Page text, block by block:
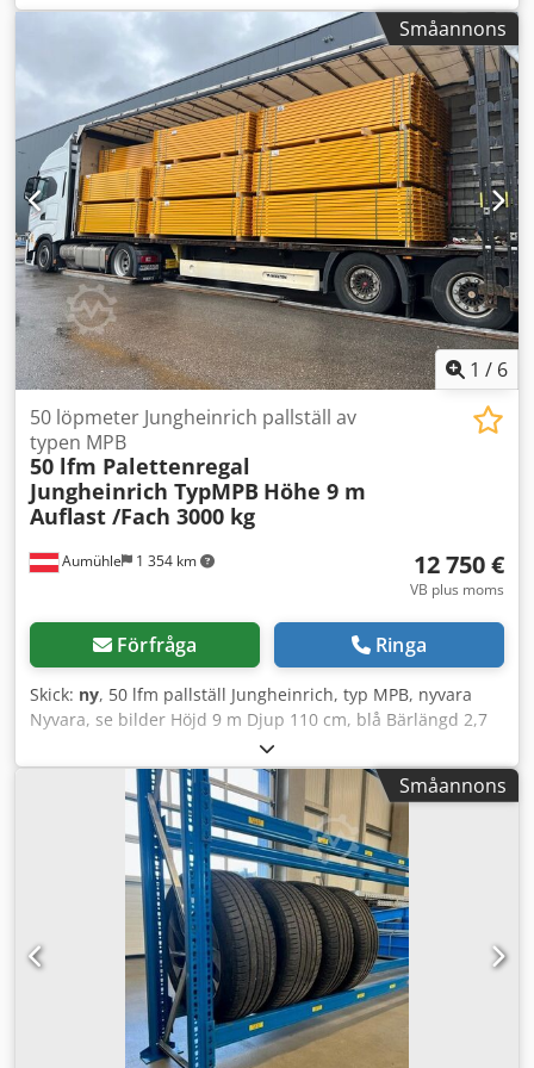
håldiameter ca 6 mm) Dwjdpfx Aszhkh Eshfsa Max
kapacitet: 20 ark 230V elanslutning Främre och
sidomarginaler Manövrering: fotpedal eller
handomkopplare. Maskinen stansar och pressar öljetten i
ett enda steg. Automatisk matning av öljetter.
Småannons
1 / 6
Aumühle 1 354 km
50 löpmeter Jungheinrich pallställ av
typen MPB
50 lfm Palettenregal
Jungheinrich TypMPB Höhe 9 m
Auflast /Fach 3000 kg
12 750 €
VB plus moms
Förfråga Ringa
Skick: ny, 50 lfm pallställ Jungheinrich, typ MPB, nyvara
Nyvara, se bilder Höjd 9 m Djup 110 cm, blå Bärlängd 2,7
m, gul Bärverk med lastkapacitet/fack 3000 kg
Förhandlingspris: 12 750 €, netto, exklusive lager
Erbjudandet består av: + 19 st. ramar, förmonterade, djup
110 cm, höjd 9 m + 144 st. bärverk, längd 2,7 m, 3000 kg
lastkapacitet/fack + 288 st. säkerhetsanordningar för
hyllplan + 78 st. betongankare Lastkapacitetsskyltar,
dokument etc. ingår självklart. Ytterligare tillbehör hittar
du i tillbehörskatalogen. Ram blå, sektioner galvaniserade.
3,5 m till 9 m höjd finns i lager. Dwodpfxjlp Ntgo Ahfoa
Fältlast 12 ton. Bärverk gul. Varorna finns i lager. Transport
och montering kan ordnas på förfrågan. Besiktning kan
ordnas när som helst efter överenskommelse. Ytterligare
information lämnas på förfrågan. Vi har ständigt över 5000
Småannons